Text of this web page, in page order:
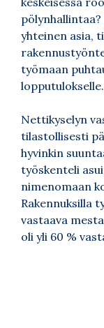
yhteinen asia,
työmaan
lopputulokselle.
Nettikyselyn
tilastollisesti
hyvinkin
työskenteli
nimenomaan
Rakennuksilla
vastaava
oli yli 60 %